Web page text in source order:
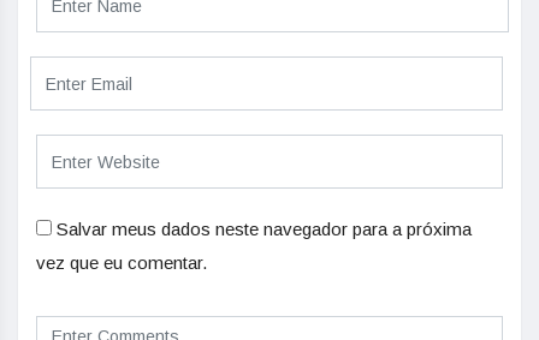
Salvar meus dados neste navegador para a próxima
vez que eu comentar.